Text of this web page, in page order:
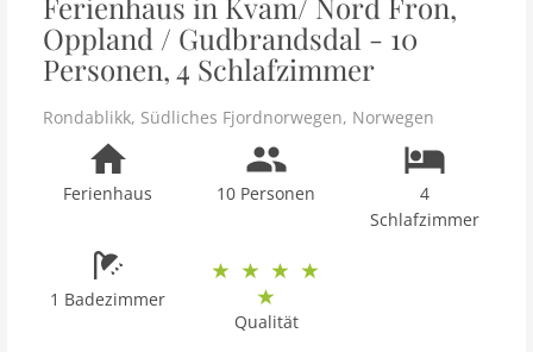
Oppland / Gudbrandsdal - 10
Personen, 4 Schlafzimmer
Rondablikk, Südliches Fjordnorwegen, Norwegen
Ferienhaus 10 Personen
4
Schlafzimmer
1 Badezimmer
Qualität